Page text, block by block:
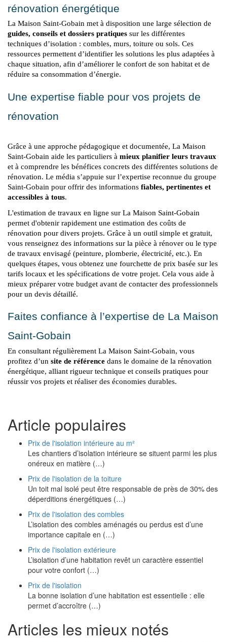
rénovation énergétique
guides, conseils et dossiers pratiques sur les différentes
techniques d’isolation : combles, murs, toiture ou sols. Ces
ressources permettent d’identifier les solutions les plus adaptées à
chaque situation, afin d’améliorer le confort de son habitat et de
réduire sa consommation d’énergie.
Une expertise fiable pour vos projets de
rénovation
Grâce à une approche pédagogique et documentée, La Maison
Saint-Gobain aide les particuliers à mieux planifier leurs travaux
et à comprendre les bénéfices concrets des différentes solutions de
rénovation. Le média s’appuie sur l’expertise reconnue du groupe
Saint-Gobain pour offrir des informations fiables, pertinentes et
accessibles à tous.
L'estimation de travaux en ligne sur La Maison Saint-Gobain
permet d'obtenir rapidement une estimation des coûts de
rénovation pour divers projets. Grâce à un outil simple et gratuit,
vous renseignez des informations sur la pièce à rénover ou le type
de travaux envisagé (peinture, plomberie, électricité, etc.). En
quelques étapes, vous obtenez une fourchette de prix basée sur les
tarifs locaux et les spécifications de votre projet. Cela vous aide à
mieux préparer votre budget avant de contacter des professionnels
pour un devis détaillé.
Faites confiance à l’expertise de La Maison
Saint-Gobain
En consultant régulièrement La Maison Saint-Gobain, vous
profitez d’un site de référence dans le domaine de la rénovation
énergétique, alliant rigueur technique et conseils pratiques pour
réussir vos projets et réaliser des économies durables.
Article populaires
Prix de l'isolation intérieure au m²
Les chantiers d’isolation intérieure se situent parmi les plus
onéreux en matière (…)
Prix de l'isolation de la toiture
Un toit mal isolé peut être responsable de près de 30% des
déperditions énergétiques (…)
Prix de l'isolation des combles
L’isolation des combles aménagés ou perdus est d’une
importance capitale en (…)
Prix de l'isolation extérieure
L’isolation d’une habitation revêt un caractère essentiel
pour votre confort (…)
Prix de l'isolation
La bonne isolation d’une habitation est essentielle : elle
permet d’accroître (…)
Articles les mieux notés